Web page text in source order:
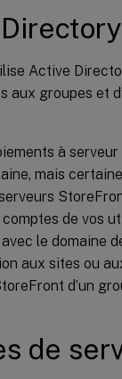
Active
aux groupes et
à
mais
de vos
avec le domaine
aux sites ou
d’un
de